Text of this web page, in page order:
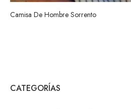
Camisa De Hombre Sorrento
CATEGORÍAS